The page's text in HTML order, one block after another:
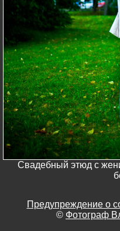
Свадебный этюд с
Предупреждение о
© Фотограф